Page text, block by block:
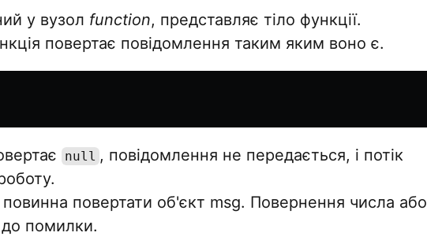
у вузол function, представляє тіло функції.
повертає повідомлення таким яким воно є.
null , повідомлення не передається, і потік
повертати об'єкт msg. Повернення числа або
помилки.